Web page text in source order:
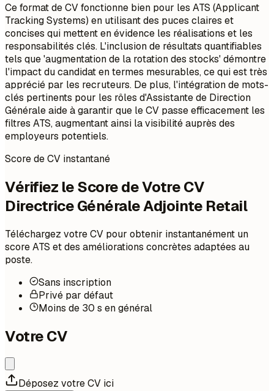
Ce format de CV fonctionne bien pour les ATS (Applicant
Tracking Systems) en utilisant des puces claires et
concises qui mettent en évidence les réalisations et les
responsabilités clés. L'inclusion de résultats quantifiables
tels que 'augmentation de la rotation des stocks' démontre
l'impact du candidat en termes mesurables, ce qui est très
apprécié par les recruteurs. De plus, l'intégration de mots-
clés pertinents pour les rôles d'Assistante de Direction
Générale aide à garantir que le CV passe efficacement les
filtres ATS, augmentant ainsi la visibilité auprès des
employeurs potentiels.
Score de CV instantané
Vérifiez le Score de Votre CV
Directrice Générale Adjointe Retail
Téléchargez votre CV pour obtenir instantanément un
score ATS et des améliorations concrètes adaptées au
poste.
Sans inscription
Privé par défaut
Moins de 30 s en général
Votre CV
Déposez votre CV ici